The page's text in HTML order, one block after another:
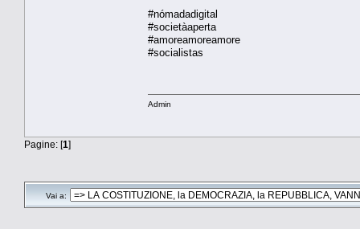
#nómadadigital
#societàaperta
#amoreamoreamore
#socialistas
Admin
Pagine: [1]
Vai a: